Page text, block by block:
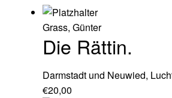
Grass, Günter
Die Rättin.
Darmstadt und Neuwied,
€20,00